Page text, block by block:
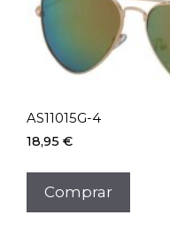
AS11015G-4
18,95 €
Comprar